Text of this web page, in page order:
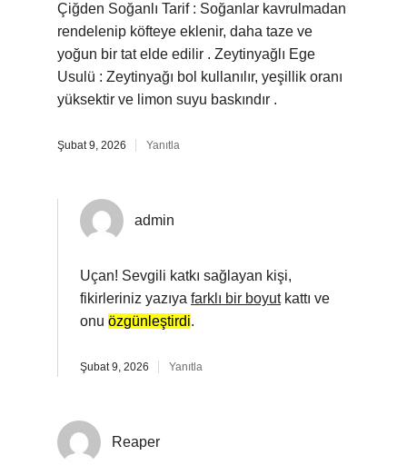
Çiğden Soğanlı Tarif : Soğanlar kavrulmadan
rendelenip köfteye eklenir, daha taze ve
yoğun bir tat elde edilir . Zeytinyağlı Ege
Usulü : Zeytinyağı bol kullanılır, yeşillik oranı
yüksektir ve limon suyu baskındır .
Şubat 9, 2026 Yanıtla
admin
Uçan! Sevgili katkı sağlayan kişi,
fikirleriniz yazıya farklı bir boyutkattı ve
onu özgünleştirdi.
Şubat 9, 2026 Yanıtla
Reaper